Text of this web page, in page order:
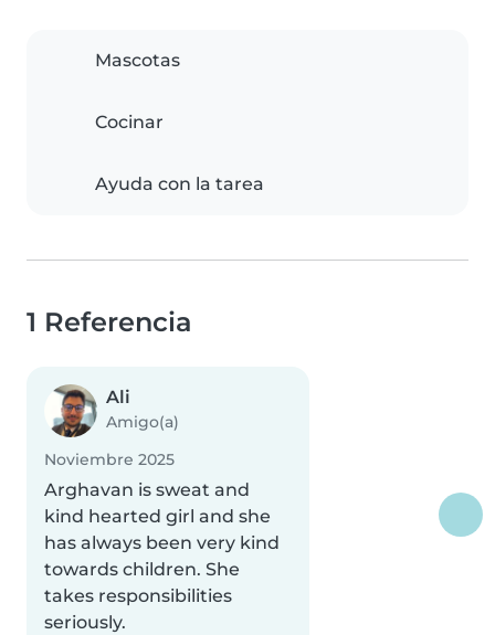
Mascotas
Cocinar
Ayuda con la tarea
1 Referencia
Ali
Amigo(a)
Noviembre 2025
Arghavan is sweat and
kind hearted girl and she
has always been very kind
towards children. She
takes responsibilities
seriously.